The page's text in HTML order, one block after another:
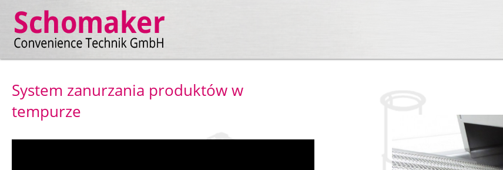
System zanurzania produktów w
tempurze